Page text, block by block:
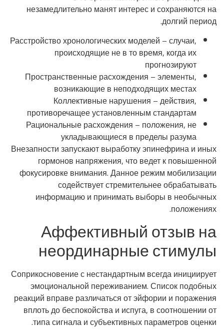
незамедлительно манят интерес и сохраняются на
долгий период.
Расстройство хронологических моделей – случаи,
происходящие не в то время, когда их
прогнозируют
Пространственные расхождения – элементы,
возникающие в неподходящих местах
Коллективные нарушения – действия,
противоречащее установленным стандартам
Рациональные расхождения – положения, не
укладывающиеся в пределы разума
Внезапности запускают выработку эпинефрина и иных
гормонов напряжения, что ведет к повышенной
фокусировке внимания. Данное режим мобилизации
содействует стремительнее обрабатывать
информацию и принимать выборы в необычных
положениях.
Аффективный отзыв на
неординарные стимулы
Соприкосновение с нестандартным всегда инициирует
эмоциональной переживанием. Список подобных
реакций вправе различаться от эйфории и поражения
вплоть до беспокойства и испуга, в соотношении от
типа сигнала и субъективных параметров оценки.